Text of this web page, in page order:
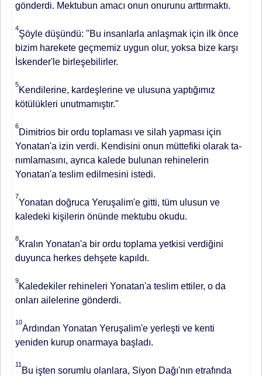
gönderdi. Mek­tubun amacı onun onurunu arttırmak­tı.
4
Şöyle düşündü: "Bu insanlarla an­laşmak için ilk önce
bizim harekete geçmemiz uygun olur, yoksa bize karşı
İskender'le birleşebilirler.
5
Kendilerine, kardeşlerine ve ulusuna yap­tığımız
kötülükleri unutmamıştır."
6
Dimitrios bir ordu toplaması ve silah yapması için
Yonatan'a izin verdi. Kendisini onun müttefiki olarak ta­
nımlamasını, ayrıca kalede bulunan rehinelerin
Yonatan'a teslim edilme­sini istedi.
7
Yonatan doğruca Yeruşalim'e git­ti, tüm ulusun ve
kaledeki kişilerin önünde mektubu okudu.
8
Kralın Yo­natan'a bir ordu toplama yetkisi ver­diğini
duyunca herkes dehşete kapıl­dı.
9
Kaledekiler rehineleri Yonatan'a teslim ettiler, o da
onları ailelerine gönderdi.
10
Ardından Yonatan Yeruşalim'e yerleşti ve kenti
yeniden kurup onar­maya başladı.
11
Bu işten sorumlu olan­lara, Siyon Dağı'nın etrafında